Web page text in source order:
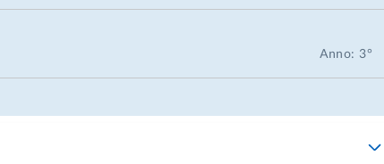
(2012 e 2019)
off FMB Engineering Innovation for Enterprise
Anno: 3°